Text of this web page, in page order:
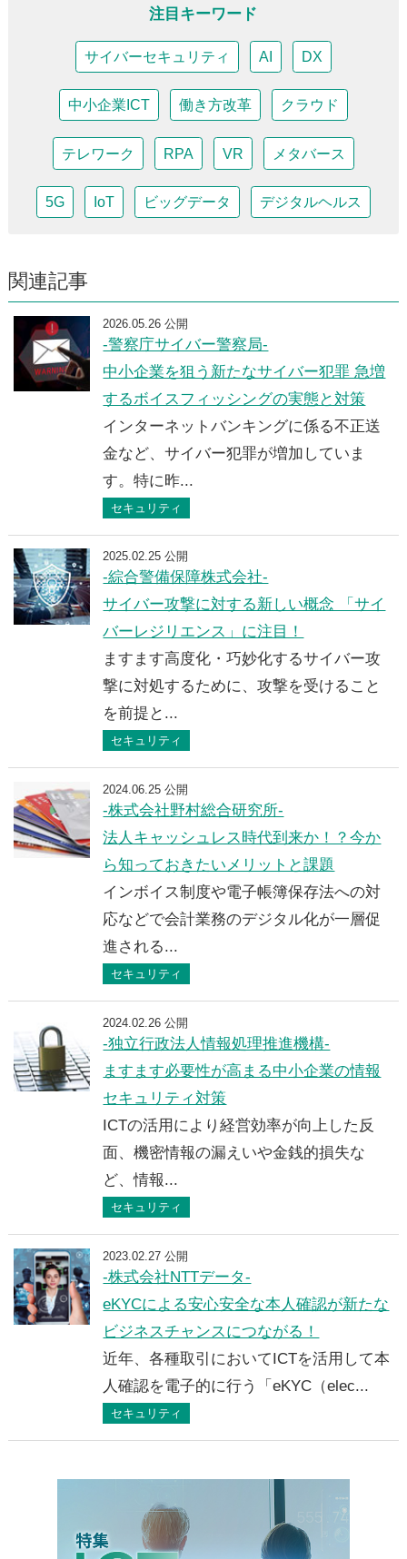
注目キーワード
サイバーセキュリティ AI DX
中小企業ICT 働き方改革 クラウド
テレワーク RPA VR メタバース
5G IoT ビッグデータ デジタルヘルス
関連記事
2026.05.26 公開
-警察庁サイバー警察局-
中小企業を狙う新たなサイバー犯罪 急増
するボイスフィッシングの実態と対策
インターネットバンキングに係る不正送
金など、サイバー犯罪が増加していま
す。特に昨...
セキュリティ
2025.02.25 公開
-綜合警備保障株式会社-
サイバー攻撃に対する新しい概念 「サイ
バーレジリエンス」に注目！
ますます高度化・巧妙化するサイバー攻
撃に対処するために、攻撃を受けること
を前提と...
セキュリティ
2024.06.25 公開
-株式会社野村総合研究所-
法人キャッシュレス時代到来か！？今か
ら知っておきたいメリットと課題
インボイス制度や電子帳簿保存法への対
応などで会計業務のデジタル化が一層促
進される...
セキュリティ
2024.02.26 公開
-独立行政法人情報処理推進機構-
ますます必要性が高まる中小企業の情報
セキュリティ対策
ICTの活用により経営効率が向上した反
面、機密情報の漏えいや金銭的損失な
ど、情報...
セキュリティ
2023.02.27 公開
-株式会社NTTデータ-
eKYCによる安心安全な本人確認が新たな
ビジネスチャンスにつながる！
近年、各種取引においてICTを活用して本
人確認を電子的に行う「eKYC（elec...
セキュリティ